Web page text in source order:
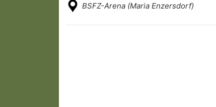
BSFZ-Arena (Maria Enzersdorf)